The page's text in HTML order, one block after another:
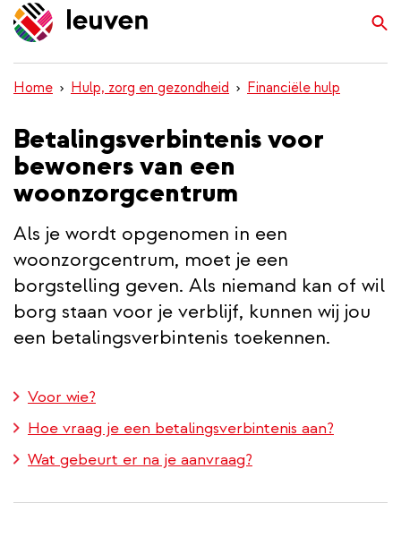
en
naar
inhoud
gaan
Home Hulp, zorg en gezondheid Financiële hulp
Betalingsverbintenis voor
bewoners van een
woonzorgcentrum
Als je wordt opgenomen in een
woonzorgcentrum, moet je een
borgstelling geven. Als niemand kan of wil
borg staan voor je verblijf, kunnen wij jou
een betalingsverbintenis toekennen.
Voor wie?
Hoe vraag je een betalingsverbintenis aan?
Wat gebeurt er na je aanvraag?